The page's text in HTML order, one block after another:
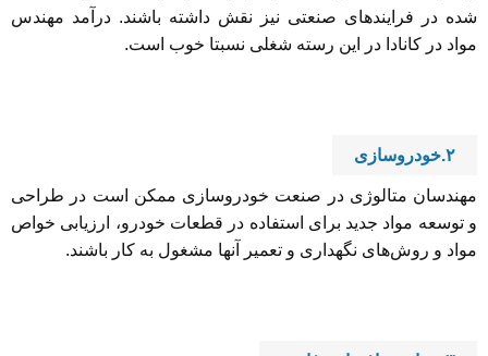
شده در فرایند‌های صنعتی نیز نقش داشته باشند. درآمد مهندس
مواد در کانادا در این رسته شغلی نسبتا خوب است.
۲.خودروسازی
مهندسان متالوژی در صنعت خودروسازی ممکن است در طراحی
و توسعه مواد جدید برای استفاده در قطعات خودرو، ارزیابی خواص
مواد و روش‌های نگهداری و تعمیر آنها مشغول به کار باشند.